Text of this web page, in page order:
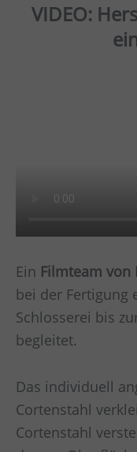
VIDEO:
Ein Filmteam von
bei der Fertigung
Schlosserei bis
begleitet.
Das individuell
Cortenstahl
Cortenstahl